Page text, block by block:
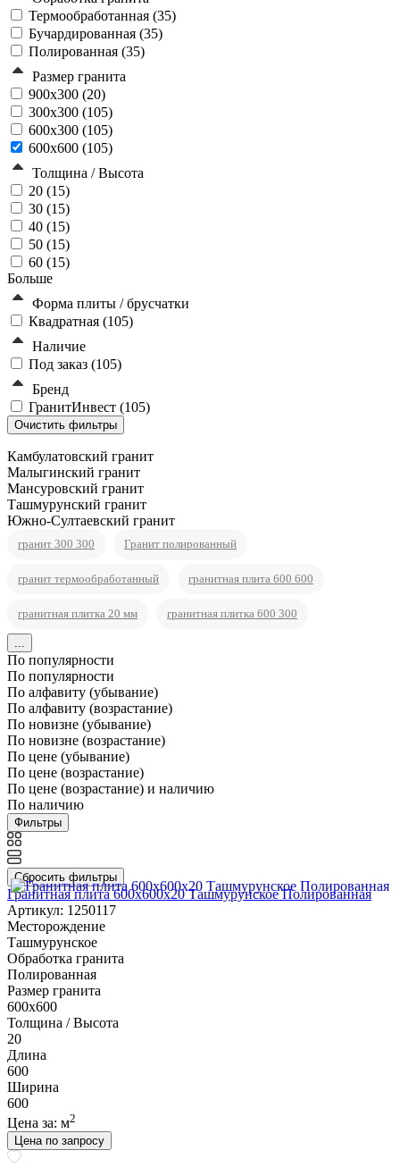
Термообработанная (35)
Бучардированная (35)
Полированная (35)
Размер гранита
900х300 (20)
300х300 (105)
600х300 (105)
600х600 (105)
Толщина / Высота
20 (15)
30 (15)
40 (15)
50 (15)
60 (15)
Больше
Форма плиты / брусчатки
Квадратная (105)
Наличие
Под заказ (105)
Бренд
ГранитИнвест (105)
Камбулатовский гранит
Малыгинский гранит
Мансуровский гранит
Ташмурунский гранит
Южно-Султаевский гранит
гранит 300 300 Гранит полированный
гранит термообработанный гранитная плита 600 600
гранитная плитка 20 мм гранитная плитка 600 300
...
По популярности
По популярности
По алфавиту (убывание)
По алфавиту (возрастание)
По новизне (убывание)
По новизне (возрастание)
По цене (убывание)
По цене (возрастание)
По цене (возрастание) и наличию
По наличию
Фильтры
Сбросить фильтры
Гранитная плита 600х600x20 Ташмурунское Полированная
Артикул: 1250117
Месторождение
Ташмурунское
Обработка гранита
Полированная
Размер гранита
600х600
Толщина / Высота
20
Длина
600
Ширина
600
Цена за: м2
Цена по запросу